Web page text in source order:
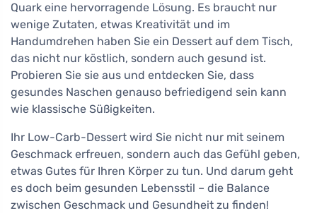
Quark eine hervorragende Lösung. Es braucht nur
wenige Zutaten, etwas Kreativität und im
Handumdrehen haben Sie ein Dessert auf dem Tisch,
das nicht nur köstlich, sondern auch gesund ist.
Probieren Sie sie aus und entdecken Sie, dass
gesundes Naschen genauso befriedigend sein kann
wie klassische Süßigkeiten.
Ihr Low-Carb-Dessert wird Sie nicht nur mit seinem
Geschmack erfreuen, sondern auch das Gefühl geben,
etwas Gutes für Ihren Körper zu tun. Und darum geht
es doch beim gesunden Lebensstil – die Balance
zwischen Geschmack und Gesundheit zu finden!